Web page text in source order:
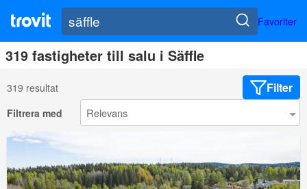
Favoriter
319 fastigheter till salu i Säffle
319 resultat Filter
Filtrera med